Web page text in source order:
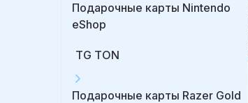
Подарочные карты Nintendo
eShop
TG TON
Подарочные карты Razer Gold